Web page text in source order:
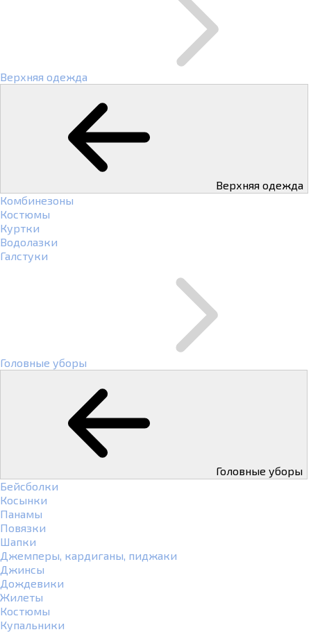
Верхняя одежда
Верхняя одежда
Комбинезоны
Костюмы
Куртки
Водолазки
Галстуки
Головные уборы
Головные уборы
Бейсболки
Косынки
Панамы
Повязки
Шапки
Джемперы, кардиганы, пиджаки
Джинсы
Дождевики
Жилеты
Костюмы
Купальники